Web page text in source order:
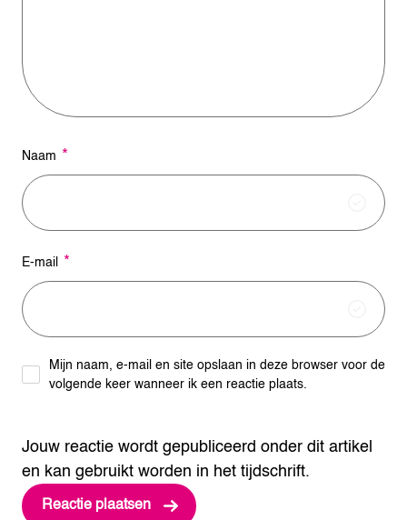
Jouw reactie wordt gepubliceerd onder dit artikel
en kan gebruikt worden in het tijdschrift.
Naam *
E-mail *
Mijn naam, e-mail en site opslaan in deze browser voor de
volgende keer wanneer ik een reactie plaats.
e
: